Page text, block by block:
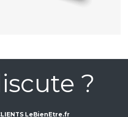
?
LeBienEtre.fr